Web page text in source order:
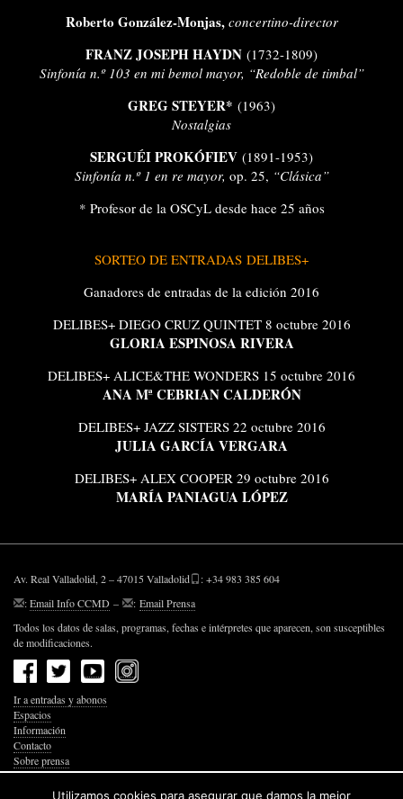
Roberto González-Monjas, concertino-director
FRANZ JOSEPH HAYDN (1732-1809)
Sinfonía n.º 103 en mi bemol mayor, “Redoble de timbal”
GREG STEYER* (1963)
Nostalgias
SERGUÉI PROKÓFIEV (1891-1953)
Sinfonía n.º 1 en re mayor, op. 25, “Clásica”
* Profesor de la OSCyL desde hace 25 años
SORTEO DE ENTRADAS DELIBES+
Ganadores de entradas de la edición 2016
DELIBES+ DIEGO CRUZ QUINTET 8 octubre 2016
GLORIA ESPINOSA RIVERA
DELIBES+ ALICE&THE WONDERS 15 octubre 2016
ANA Mª CEBRIAN CALDERÓN
DELIBES+ JAZZ SISTERS 22 octubre 2016
JULIA GARCÍA VERGARA
DELIBES+ ALEX COOPER 29 octubre 2016
MARÍA PANIAGUA LÓPEZ
Av. Real Valladolid, 2 – 47015 Valladolid
: +34 983 385 604
:Email Info CCMD – : Email Prensa
Todos los datos de salas, programas, fechas e intérpretes que aparecen, son susceptibles
de modificaciones.
Ir a entradas y abonos
Espacios
Información
Contacto
Sobre prensa
Política de Privacidad
Política de Cookies
Utilizamos cookies para asegurar que damos la mejor